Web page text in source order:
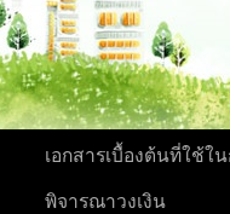
เอกสารเบื้องต้นที่ใช้ใ
พิจารณาวงเงิน